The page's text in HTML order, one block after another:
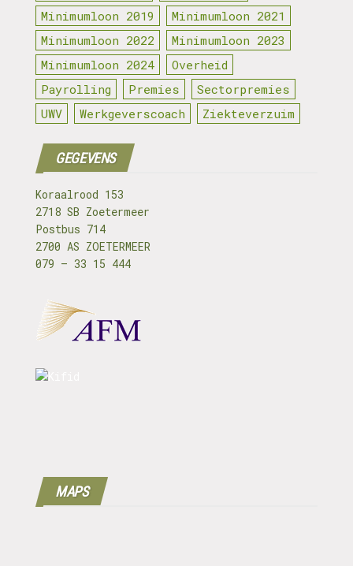
Minimumloon 2019
Minimumloon 2021
Minimumloon 2022
Minimumloon 2023
Minimumloon 2024
Overheid
Payrolling
Premies
Sectorpremies
UWV
Werkgeverscoach Ziekteverzuim
GEGEVENS
Koraalrood 153
2718 SB Zoetermeer
Postbus 714
2700 AS ZOETERMEER
079 – 33 15 444
MAPS